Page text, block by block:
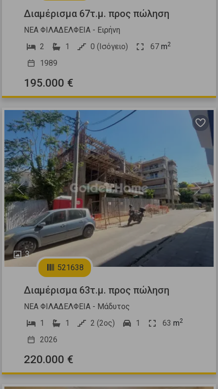
Διαμέρισμα 67τ.μ. προς πώληση
ΝΕΑ ΦΙΛΑΔΕΛΦΕΙΑ - Ειρήνη
2
1 0 (Ισόγειο) 67 m2
1989
195.000 €
3
Previous Next
521638
Διαμέρισμα 63τ.μ. προς πώληση
ΝΕΑ ΦΙΛΑΔΕΛΦΕΙΑ - Μάδυτος
1
1 2 (2ος) 1 63 m2
2026
220.000 €